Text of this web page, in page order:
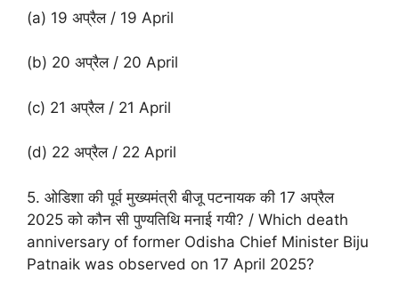
(a) 19 अप्रैल / 19 April
(b) 20 अप्रैल / 20 April
(c) 21 अप्रैल / 21 April
(d) 22 अप्रैल / 22 April
5. ओडिशा की पूर्व मुख्यमंत्री बीजू पटनायक की 17 अप्रैल
2025 को कौन सी पुण्यतिथि मनाई गयी? / Which death
anniversary of former Odisha Chief Minister Biju
Patnaik was observed on 17 April 2025?